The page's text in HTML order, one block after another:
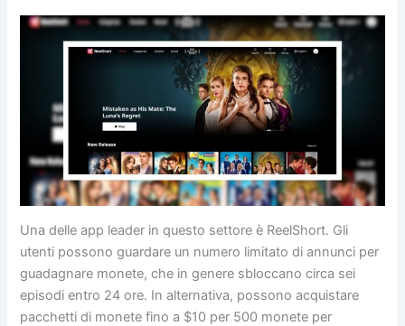
Una delle app leader in questo settore è ReelShort. Gli
utenti possono guardare un numero limitato di annunci per
guadagnare monete, che in genere sbloccano circa sei
episodi entro 24 ore. In alternativa, possono acquistare
pacchetti di monete fino a $10 per 500 monete per